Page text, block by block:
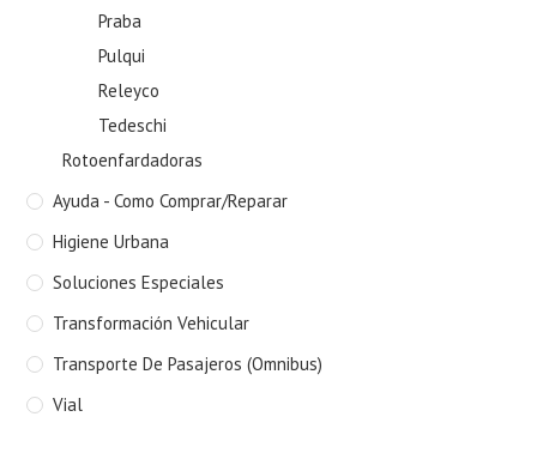
Praba
Pulqui
Releyco
Tedeschi
Rotoenfardadoras
Ayuda - Como Comprar/Reparar
Higiene Urbana
Soluciones Especiales
Transformación Vehicular
Transporte De Pasajeros (Omnibus)
Vial